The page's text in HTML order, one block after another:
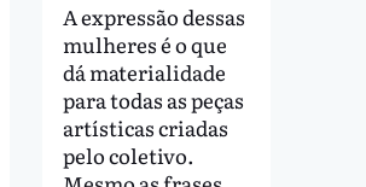
A expressão dessas
mulheres é o que
dá materialidade
para todas as peças
artísticas criadas
pelo coletivo.